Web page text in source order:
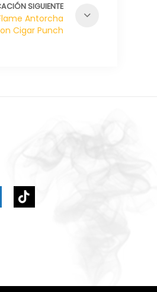
SIGUIENTE
Antorcha
Cigar Punch